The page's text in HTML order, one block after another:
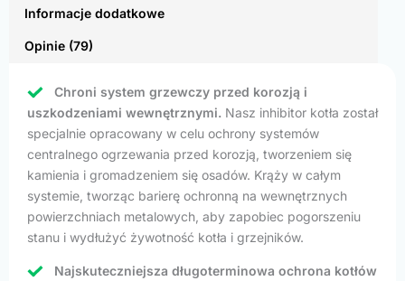
Informacje dodatkowe
Opinie (79)
Chroni system grzewczy przed korozją i
uszkodzeniami wewnętrznymi. Nasz inhibitor kotła został
specjalnie opracowany w celu ochrony systemów
centralnego ogrzewania przed korozją, tworzeniem się
kamienia i gromadzeniem się osadów. Krąży w całym
systemie, tworząc barierę ochronną na wewnętrznych
powierzchniach metalowych, aby zapobiec pogorszeniu
stanu i wydłużyć żywotność kotła i grzejników.
Najskuteczniejsza długoterminowa ochrona kotłów